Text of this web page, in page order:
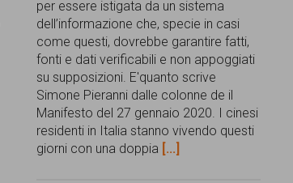
per essere istigata da un sistema
dell’informazione che, specie in casi
come questi, dovrebbe garantire fatti,
fonti e dati verificabili e non appoggiati
su supposizioni. E'quanto scrive
Simone Pieranni dalle colonne de il
Manifesto del 27 gennaio 2020. I cinesi
residenti in Italia stanno vivendo questi
giorni con una doppia [...]